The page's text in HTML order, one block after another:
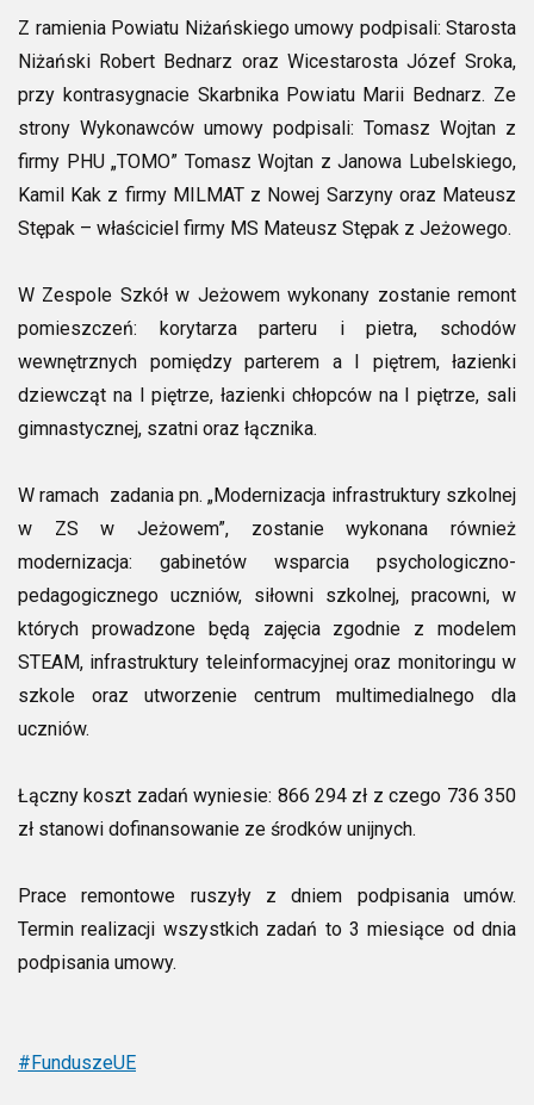
Z ramienia Powiatu Niżańskiego umowy podpisali: Starosta
Niżański Robert Bednarz oraz Wicestarosta Józef Sroka,
przy kontrasygnacie Skarbnika Powiatu Marii Bednarz. Ze
strony Wykonawców umowy podpisali: Tomasz Wojtan z
firmy PHU „TOMO” Tomasz Wojtan z Janowa Lubelskiego,
Kamil Kak z firmy MILMAT z Nowej Sarzyny oraz Mateusz
Stępak – właściciel firmy MS Mateusz Stępak z Jeżowego.
W Zespole Szkół w Jeżowem wykonany zostanie remont
pomieszczeń: korytarza parteru i pietra, schodów
wewnętrznych pomiędzy parterem a I piętrem, łazienki
dziewcząt na I piętrze, łazienki chłopców na I piętrze, sali
gimnastycznej, szatni oraz łącznika.
W ramach zadania pn. „Modernizacja infrastruktury szkolnej
w ZS w Jeżowem”, zostanie wykonana również
modernizacja: gabinetów wsparcia psychologiczno-
pedagogicznego uczniów, siłowni szkolnej, pracowni, w
których prowadzone będą zajęcia zgodnie z modelem
STEAM, infrastruktury teleinformacyjnej oraz monitoringu w
szkole oraz utworzenie centrum multimedialnego dla
uczniów.
Łączny koszt zadań wyniesie: 866 294 zł z czego 736 350
zł stanowi dofinansowanie ze środków unijnych.
Prace remontowe ruszyły z dniem podpisania umów.
Termin realizacji wszystkich zadań to 3 miesiące od dnia
podpisania umowy.
#FunduszeUE